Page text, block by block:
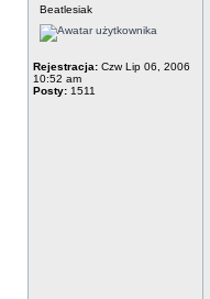
Beatlesiak
Rejestracja: Czw Lip 06, 2006
10:52 am
Posty: 1511